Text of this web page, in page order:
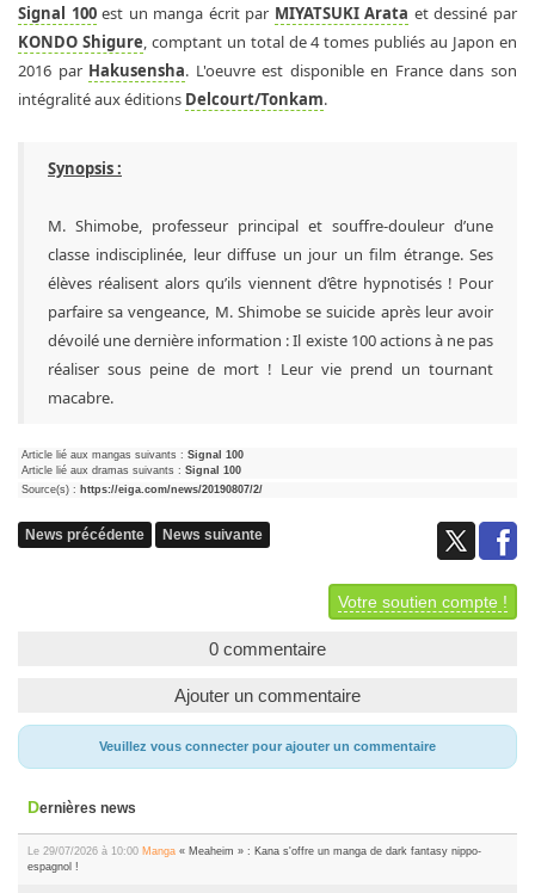
Signal 100est un manga écrit par MIYATSUKI Arata et dessiné par
KONDO Shigure, comptant un total de 4 tomes publiés au Japon en
2016 par Hakusensha. L'oeuvre est disponible en France dans son
intégralité aux éditions Delcourt/Tonkam.
Synopsis :
M. Shimobe, professeur principal et souffre-douleur d’une
classe indisciplinée, leur diffuse un jour un film étrange. Ses
élèves réalisent alors qu’ils viennent d’être hypnotisés ! Pour
parfaire sa vengeance, M. Shimobe se suicide après leur avoir
dévoilé une dernière information : Il existe 100 actions à ne pas
réaliser sous peine de mort ! Leur vie prend un tournant
macabre.
Article lié aux mangas suivants : Signal 100
Article lié aux dramas suivants : Signal 100
Source(s) : https://eiga.com/news/20190807/2/
News précédente News suivante
Votre soutien compte !
0 commentaire
Ajouter un commentaire
Veuillez vous connecter pour ajouter un commentaire
Dernières news
Le 29/07/2026 à 10:00 Manga « Meaheim » : Kana s'offre un manga de dark fantasy nippo-
espagnol !